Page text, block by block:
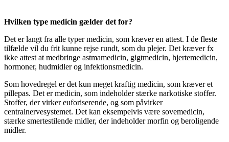
Hvilken type medicin gælder det for?
Det er langt fra alle typer medicin, som kræver en attest. I de fleste
tilfælde vil du frit kunne rejse rundt, som du plejer. Det kræver fx
ikke attest at medbringe astmamedicin, gigtmedicin, hjertemedicin,
hormoner, hudmidler og infektionsmedicin.
Som hovedregel er det kun meget kraftig medicin, som kræver et
pillepas. Det er medicin, som indeholder stærke narkotiske stoffer.
Stoffer, der virker euforiserende, og som påvirker
centralnervesystemet. Det kan eksempelvis være sovemedicin,
stærke smertestilende midler, der indeholder morfin og beroligende
midler.